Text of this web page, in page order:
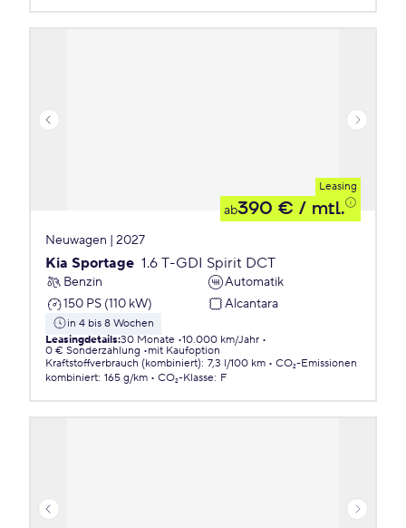
Leasing
ab390 € / mtl.
Neuwagen | 2027
Kia Sportage 1.6 T-GDI Spirit DCT
Benzin
Automatik
150 PS (110 kW)
Alcantara
in 4 bis 8 Wochen
Leasingdetails:30 Monate 10.000 km/Jahr
0 € Sonderzahlung
mit Kaufoption
Kraftstoffverbrauch (kombiniert): 7,3 l/100 km
CO₂-Emissionen
kombiniert: 165 g/km CO₂-Klasse: F